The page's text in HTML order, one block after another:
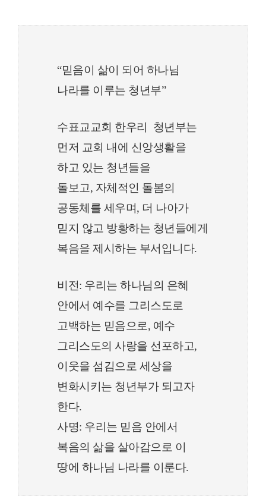
“믿음이 삶이 되어 하나님
나라를 이루는 청년부”
수표교교회 한우리 청년부는
먼저 교회 내에 신앙생활을
하고 있는 청년들을
돌보고, 자체적인 돌봄의
공동체를 세우며, 더 나아가
믿지 않고 방황하는 청년들에게
복음을 제시하는 부서입니다.
비전: 우리는 하나님의 은혜
안에서 예수를 그리스도로
고백하는 믿음으로, 예수
그리스도의 사랑을 선포하고,
이웃을 섬김으로 세상을
변화시키는 청년부가 되고자
한다.
사명: 우리는 믿음 안에서
복음의 삶을 살아감으로 이
땅에 하나님 나라를 이룬다.